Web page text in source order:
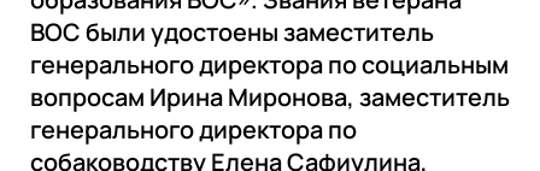
ВОС были удостоены заместитель
генерального директора по социальным
вопросам Ирина Миронова, заместитель
генерального директора по
собаководству Елена Сафиулина,